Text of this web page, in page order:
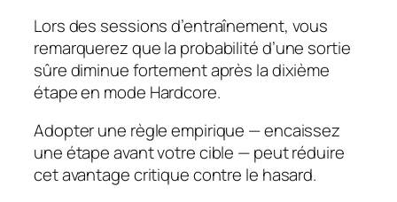
Lors des sessions d’entraînement, vous
remarquerez que la probabilité d’une sortie
sûre diminue fortement après la dixième
étape en mode Hardcore.
Adopter une règle empirique — encaissez
une étape avant votre cible — peut réduire
cet avantage critique contre le hasard.